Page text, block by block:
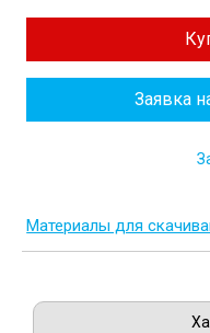
Заявка
Материалы для